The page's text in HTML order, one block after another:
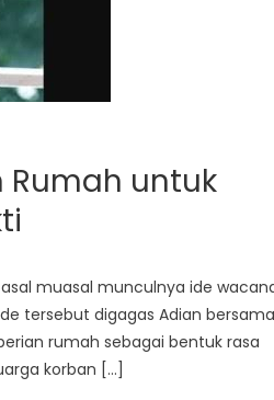
Rumah untuk
asal muasal munculnya ide
tersebut digagas Adian bersama
rumah sebagai bentuk rasa
korban […]